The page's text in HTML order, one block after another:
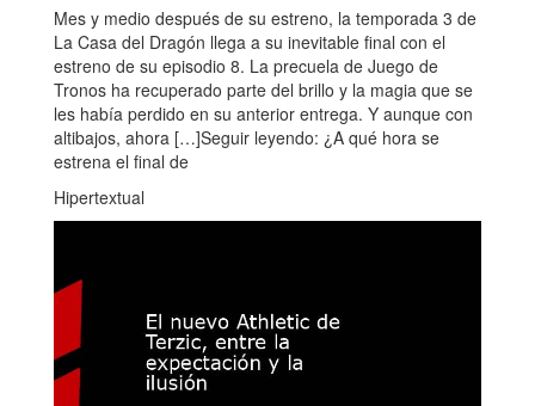
Mes y medio después de su estreno, la temporada 3 de
La Casa del Dragón llega a su inevitable final con el
estreno de su episodio 8. La precuela de Juego de
Tronos ha recuperado parte del brillo y la magia que se
les había perdido en su anterior entrega. Y aunque con
altibajos, ahora […]Seguir leyendo: ¿A qué hora se
estrena el final de
Hipertextual